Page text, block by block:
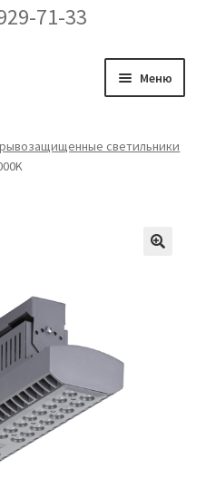
71-33
Меню
светильники